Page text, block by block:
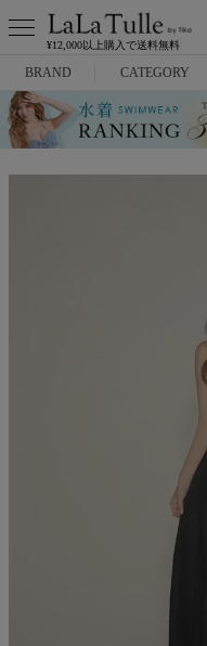
¥12,000以上購入で送料無料
BRAND
Anella
CATEGORY
ミニドレス